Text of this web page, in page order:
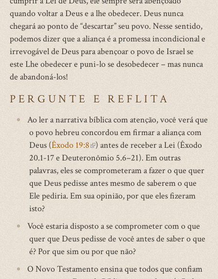
quando voltar a Deus e a lhe obedecer. Deus nunca
chegará ao ponto de “descartar” seu povo. Nesse sentido,
podemos dizer que a aliança é a promessa incondicional e
irrevogável de Deus para abençoar o povo de Israel se
este Lhe obedecer e puni-lo se desobedecer – mas nunca
de abandoná-los!
PERGUNTE E REFLITA
Ao ler a narrativa bíblica com atenção, você verá que
o povo hebreu concordou em firmar a aliança com
Deus (Êxodo 19:8
(link
is
external)
) antes de receber a Lei (Êxodo
20.1-17 e Deuteronômio 5.6–21). Em outras
palavras, eles se comprometeram a fazer o que quer
que Deus pedisse antes mesmo de saberem o que
Ele pediria. Em sua opinião, por que eles fizeram
isto?
Você estaria disposto a se comprometer com o que
quer que Deus pedisse de você antes de saber o que
é? Por que sim ou por que não?
O Novo Testamento ensina que todos que confiam